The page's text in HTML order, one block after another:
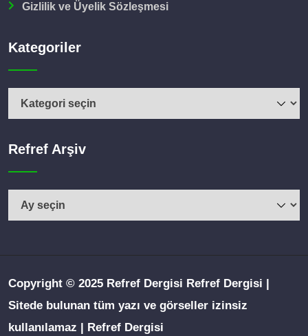
Gizlilik ve Üyelik Sözleşmesi
Kategoriler
Refref Arşiv
Copyright © 2025 Refref Dergisi Refref Dergisi |
Sitede bulunan tüm yazı ve görseller izinsiz
kullanılamaz | Refref Dergisi